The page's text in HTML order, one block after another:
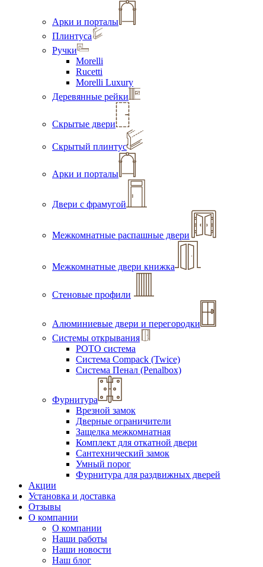
Арки и порталы
Плинтуса
Ручки
Morelli
Rucetti
Morelli Luxury
Деревянные рейки
Скрытые двери
Скрытый плинтус
Арки и порталы
Двери с фрамугой
Межкомнатные распашные двери
Межкомнатные двери книжка
Стеновые профили
Алюминиевые двери и перегородки
Системы открывания
РОТО система
Система Compack (Twice)
Система Пенал (Penalbox)
Фурнитура
Врезной замок
Дверные ограничители
Защелка межкомнатная
Комплект для откатной двери
Сантехнический замок
Умный порог
Фурнитура для раздвижных дверей
Акции
Установка и доставка
Отзывы
О компании
О компании
Наши работы
Наши новости
Наш блог